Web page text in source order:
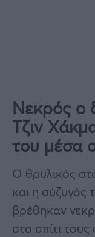
Νεκρός ο
Τζιν
του μέσα
Ο θρυλικός
και η
βρέθηκαν
στο σπίτι